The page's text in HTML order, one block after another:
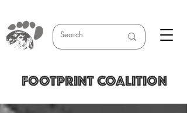
FOOTPRINT COALITION